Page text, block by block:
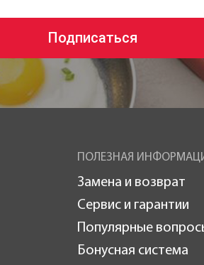
Подписаться
ПОЛЕЗНАЯ
Замена и возврат
Сервис и гарантии
Популярные
Бонусная система